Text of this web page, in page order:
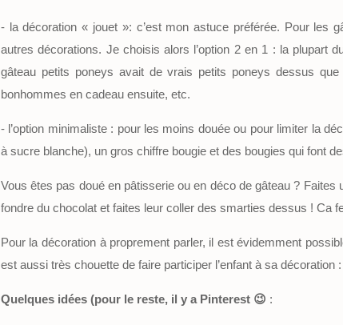
- la décoration « jouet »: c’est mon astuce préférée. Pour les
autres décorations. Je choisis alors l’option 2 en 1 : la plupart
gâteau petits poneys avait de vrais petits poneys dessus
bonhommes en cadeau ensuite, etc.
- l’option minimaliste : pour les moins douée ou pour limiter la
à sucre blanche), un gros chiffre bougie et des bougies qui font
Vous êtes pas doué en pâtisserie ou en déco de gâteau ?
fondre du chocolat et faites leur coller des smarties dessus ! Ca
Pour la décoration à proprement parler, il est évidemment
est aussi très chouette de faire participer l’enfant à sa
Quelques idées (pour le reste, il y a Pinterest 😉 :